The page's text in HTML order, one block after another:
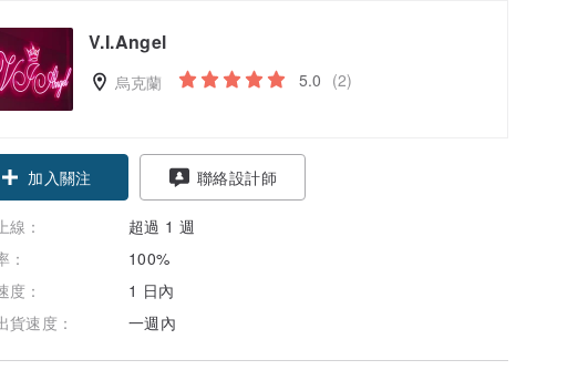
V.I.Angel
烏克蘭 5.0 (2)
加入關注 聯絡設計師
線：
超過 1 週
：
100%
度：
1 日內
貨速度：
一週內